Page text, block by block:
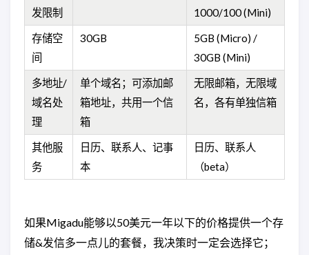
发限制
1000/100 (Mini)
存储空
间
30GB
5GB (Micro) /
30GB (Mini)
多地址/
域名处
理
单个域名；可添加邮
箱地址，共用一个信
箱
无限邮箱，无限域
名，各有单独信箱
其他服
务
日历、联系人、记事
本
日历、联系人
（beta）
如果Migadu能够以50美元一年以下的价格提供一个存
储&发信多一点儿的套餐，我决策时一定会选择它；